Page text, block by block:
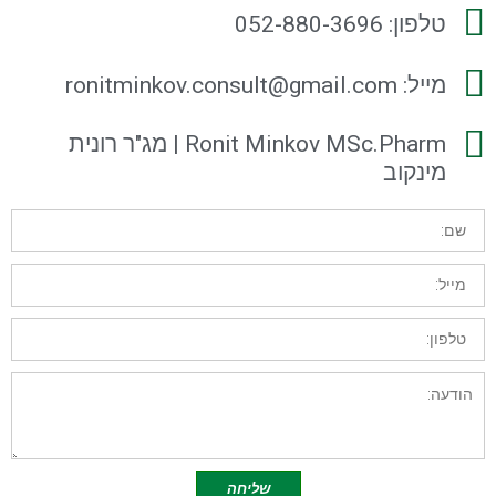
טלפון: 052-880-3696
מייל: ronitminkov.consult@gmail.com
Ronit Minkov MSc.Pharm | מג"ר רונית
מינקוב
שם:
מייל:
טלפון:
הודעה:
שליחה